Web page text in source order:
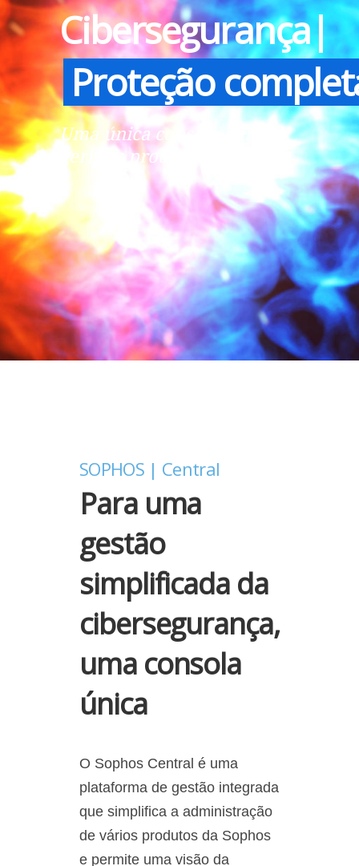
Cibersegurança|
Central
Uma única consola para
gerir os produtos Sophos
SOPHOS | Central
Para uma
gestão
simplificada da
cibersegurança,
uma consola
única
O Sophos Central é uma
plataforma de gestão integrada
que simplifica a administração
de vários produtos da Sophos
e permite uma visão da